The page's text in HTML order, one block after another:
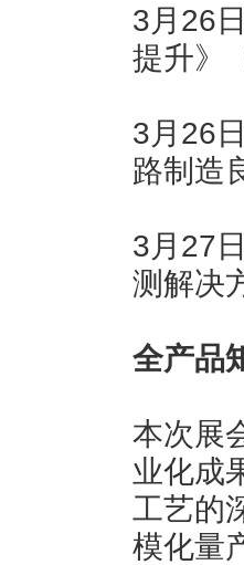
3月26
提升》
3月26
路制造
3月27
测解决
全产品
本次展
业化成
工艺的
模化量